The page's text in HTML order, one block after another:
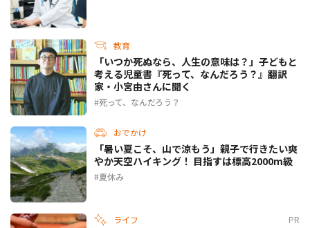
教育
「いつか死ぬなら、人生の意味は？」子どもと
考える児童書『死って、なんだろう？』翻訳
家・小宮由さんに聞く
死って、なんだろう？
おでかけ
「暑い夏こそ、山で涼もう」親子で行きたい爽
やか天空ハイキング！ 目指すは標高2000m級
夏休み
ライフ PR